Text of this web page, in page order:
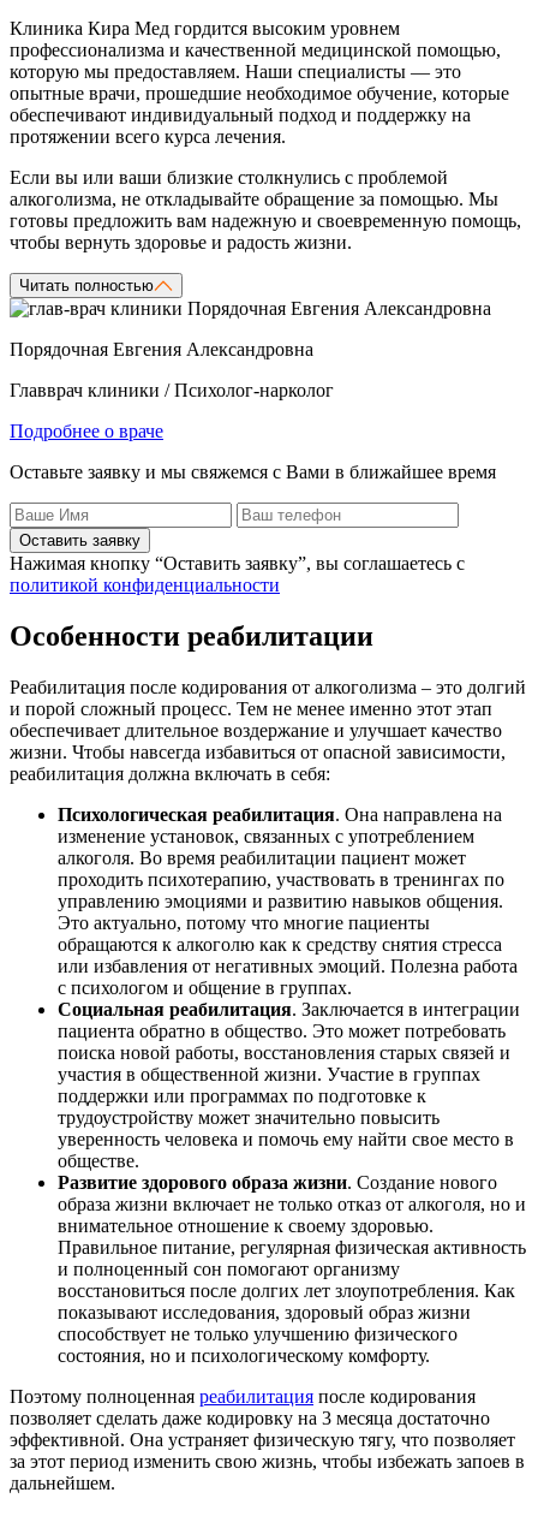
Клиника Кира Мед гордится высоким уровнем
профессионализма и качественной медицинской помощью,
которую мы предоставляем. Наши специалисты — это
опытные врачи, прошедшие необходимое обучение, которые
обеспечивают индивидуальный подход и поддержку на
протяжении всего курса лечения.
Если вы или ваши близкие столкнулись с проблемой
алкоголизма, не откладывайте обращение за помощью. Мы
готовы предложить вам надежную и своевременную помощь,
чтобы вернуть здоровье и радость жизни.
Читать полностью
Порядочная Евгения Александровна
Главврач клиники / Психолог-нарколог
Подробнее о враче
Оставьте заявку и мы свяжемся с Вами в ближайшее время
Оставить заявку
Нажимая кнопку “Оставить заявку”, вы соглашаетесь с
политикой конфиденциальности
Особенности реабилитации
Реабилитация после кодирования от алкоголизма – это долгий
и порой сложный процесс. Тем не менее именно этот этап
обеспечивает длительное воздержание и улучшает качество
жизни. Чтобы навсегда избавиться от опасной зависимости,
реабилитация должна включать в себя:
Психологическая реабилитация. Она направлена на
изменение установок, связанных с употреблением
алкоголя. Во время реабилитации пациент может
проходить психотерапию, участвовать в тренингах по
управлению эмоциями и развитию навыков общения.
Это актуально, потому что многие пациенты
обращаются к алкоголю как к средству снятия стресса
или избавления от негативных эмоций. Полезна работа
с психологом и общение в группах.
Социальная реабилитация. Заключается в интеграции
пациента обратно в общество. Это может потребовать
поиска новой работы, восстановления старых связей и
участия в общественной жизни. Участие в группах
поддержки или программах по подготовке к
трудоустройству может значительно повысить
уверенность человека и помочь ему найти свое место в
обществе.
Развитие здорового образа жизни. Создание нового
образа жизни включает не только отказ от алкоголя, но и
внимательное отношение к своему здоровью.
Правильное питание, регулярная физическая активность
и полноценный сон помогают организму
восстановиться после долгих лет злоупотребления. Как
показывают исследования, здоровый образ жизни
способствует не только улучшению физического
состояния, но и психологическому комфорту.
Поэтому полноценная реабилитация после кодирования
позволяет сделать даже кодировку на 3 месяца достаточно
эффективной. Она устраняет физическую тягу, что позволяет
за этот период изменить свою жизнь, чтобы избежать запоев в
дальнейшем.